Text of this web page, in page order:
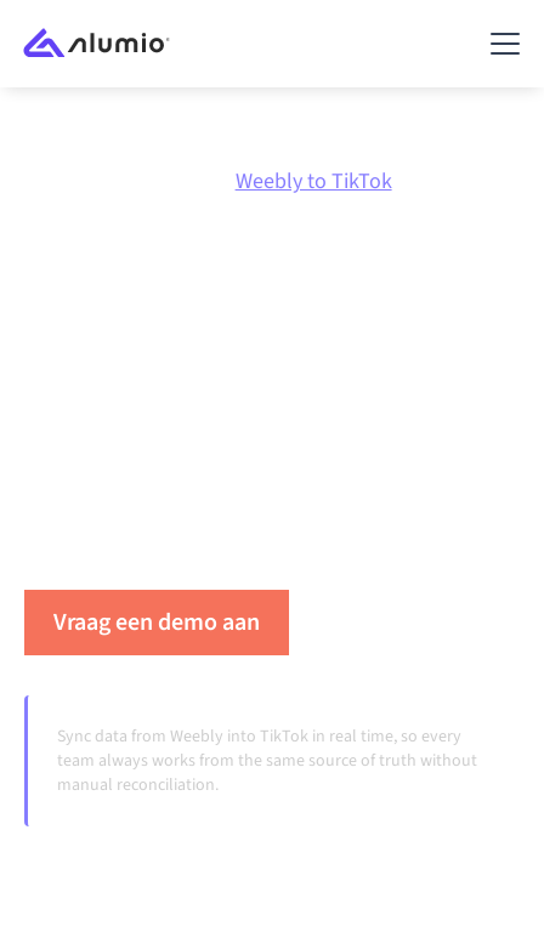
Weebly to TikTok
Vraag een demo aan
Sync data from Weebly into TikTok in real time, so every
team always works from the same source of truth without
manual reconciliation.